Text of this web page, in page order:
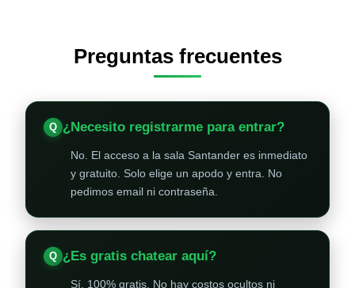
Preguntas frecuentes
¿Necesito registrarme para entrar?
No. El acceso a la sala Santander es inmediato
y gratuito. Solo elige un apodo y entra. No
pedimos email ni contraseña.
¿Es gratis chatear aquí?
Sí, 100% gratis. No hay costos ocultos ni